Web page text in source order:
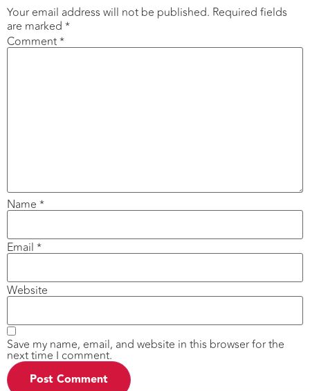
Your email address will not be published. Required fields
are marked *
Comment*
Name *
Email *
Website
Save my name, email, and website in this browser for the
next time I comment.